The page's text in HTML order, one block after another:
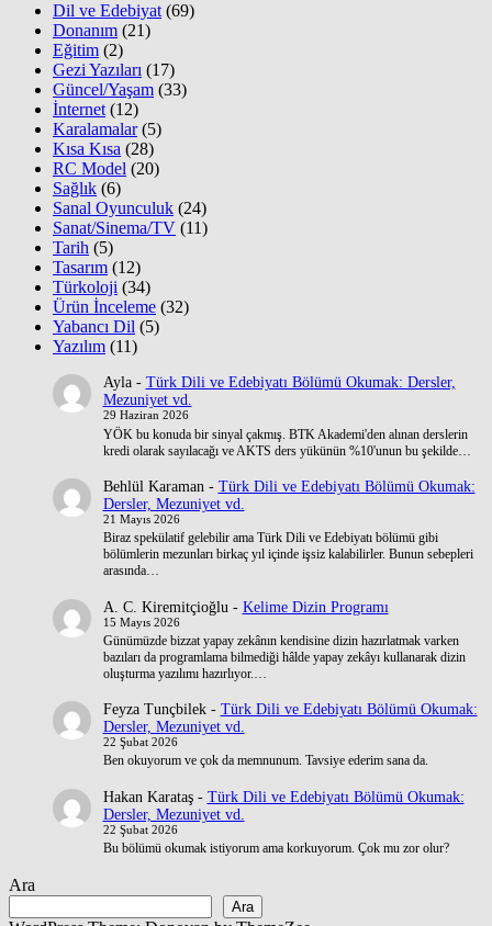
Dil ve Edebiyat(69)
Donanım (21)
Eğitim (2)
Gezi Yazıları (17)
Güncel/Yaşam (33)
İnternet(12)
Karalamalar(5)
Kısa Kısa (28)
RC Model (20)
Sağlık (6)
Sanal Oyunculuk (24)
Sanat/Sinema/TV (11)
Tarih (5)
Tasarım (12)
Türkoloji (34)
Ürün İnceleme (32)
Yabancı Dil (5)
Yazılım (11)
Ayla- Türk Dili ve Edebiyatı Bölümü Okumak: Dersler,
Mezuniyet vd.
29 Haziran 2026
YÖK bu konuda bir sinyal çakmış. BTK Akademi'den alınan derslerin
kredi olarak sayılacağı ve AKTS ders yükünün %10'unun bu şekilde…
Behlül Karaman - Türk Dili ve Edebiyatı Bölümü Okumak:
Dersler, Mezuniyet vd.
21 Mayıs 2026
Biraz spekülatif gelebilir ama Türk Dili ve Edebiyatı bölümü gibi
bölümlerin mezunları birkaç yıl içinde işsiz kalabilirler. Bunun sebepleri
arasında…
A. C. Kiremitçioğlu - Kelime Dizin Programı
15 Mayıs 2026
Günümüzde bizzat yapay zekânın kendisine dizin hazırlatmak varken
bazıları da programlama bilmediği hâlde yapay zekâyı kullanarak dizin
oluşturma yazılımı hazırlıyor.…
Feyza Tunçbilek- Türk Dili ve Edebiyatı Bölümü Okumak:
Dersler, Mezuniyet vd.
22 Şubat 2026
Ben okuyorum ve çok da memnunum. Tavsiye ederim sana da.
Hakan Karataş- Türk Dili ve Edebiyatı Bölümü Okumak:
Dersler, Mezuniyet vd.
22 Şubat 2026
Bu bölümü okumak istiyorum ama korkuyorum. Çok mu zor olur?
Ara
Ara